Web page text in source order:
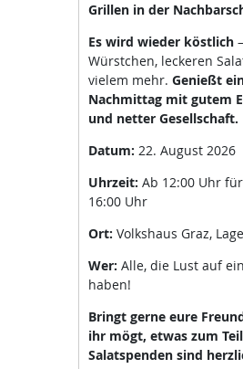
Grillen in der
Es wird wieder köstlich
Würstchen, leckeren
vielem mehr. Genießt
Nachmittag mit gutem
und netter Gesellschaft.
Datum: 22. August 2026
Uhrzeit: Ab 12:00 Uhr
16:00 Uhr
Ort: Volkshaus Graz,
Wer: Alle, die Lust auf
haben!
Bringt gerne eure
ihr mögt, etwas zum
Salatspenden sind